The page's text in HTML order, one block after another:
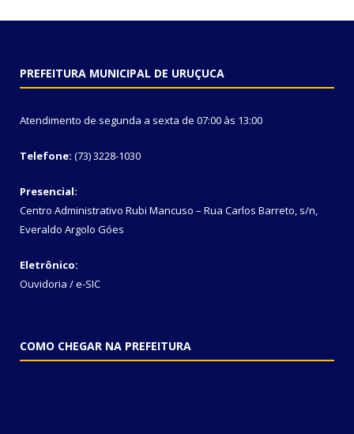
PREFEITURA MUNICIPAL DE URUÇUCA
Atendimento de segunda a sexta de 07:00 às 13:00
Telefone: (73) 3228-1030
Presencial:
Centro Administrativo Rubi Mancuso – Rua Carlos Barreto, s/n,
Everaldo Argolo Góes
Eletrônico:
Ouvidoria /e-SIC
COMO CHEGAR NA PREFEITURA